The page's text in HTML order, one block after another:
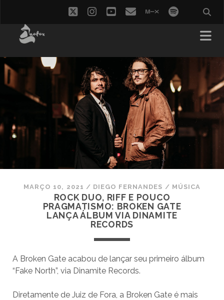
twitterinstagram
youtube
emailmixcloud
spotify
MARÇO 10, 2021 / DIEGO FERNANDES / MÚSICA
ROCK DUO, RIFF E POUCO
PRAGMATISMO: BROKEN GATE
LANÇA ÁLBUM VIA DINAMITE
RECORDS
A Broken Gate acabou de lançar seu primeiro álbum
“Fake North”, via Dinamite Records.
Diretamente de Juiz de Fora, a Broken Gate é mais